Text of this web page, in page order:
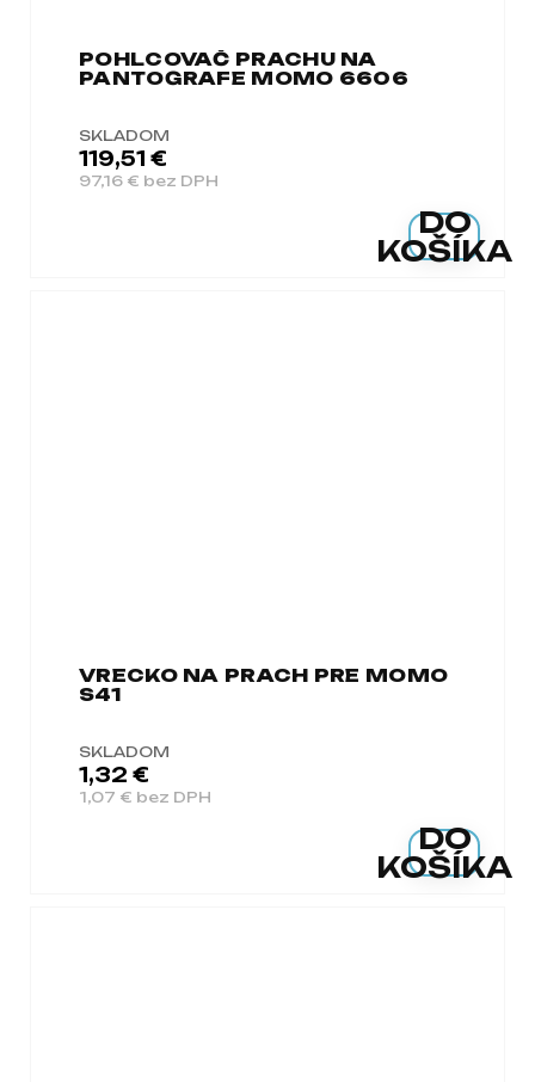
POHLCOVAČ PRACHU NA
PANTOGRAFE MOMO 6606
SKLADOM
97,16 € bez DPH
119,51 €
DO
KOŠÍKA
VRECKO NA PRACH PRE MOMO
S41
SKLADOM
1,07 € bez DPH
1,32 €
DO
KOŠÍKA